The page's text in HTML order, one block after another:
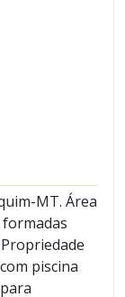
MT. Área
piscina